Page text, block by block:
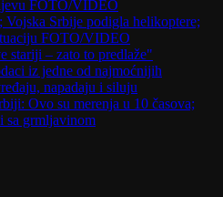
FOTO/VIDEO
Vojska Srbije podigla helikoptere;
FOTO/VIDEO
stariji – zato to predlaže"
iz jedne od najmoćnijih
napadaju i siluju
Ovo su merenja u 10 časova;
sa grmljavinom